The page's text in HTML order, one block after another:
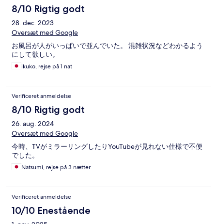
8/10 Rigtig godt
28. dec. 2023
Oversæt med Google
お風呂が人がいっぱいで並んでいた。 混雑状況などわかるよう
にして欲しい。
ikuko, rejse på 1 nat
Verificeret anmeldelse
8/10 Rigtig godt
26. aug. 2024
Oversæt med Google
今時、TVがミラーリングしたりYouTubeが見れない仕様で不便
でした。
Natsumi, rejse på 3 nætter
Verificeret anmeldelse
10/10 Enestående